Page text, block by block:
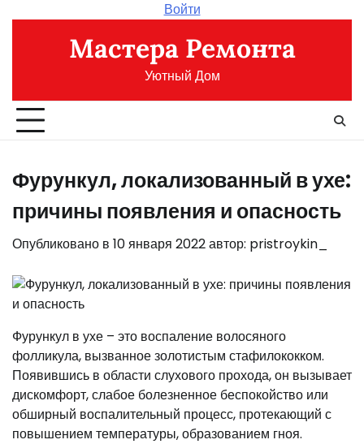
содержимому
Войти
Мастера Ремонта
Уютный Дом
Фурункул, локализованный в ухе:
причины появления и опасность
Опубликовано в 10 января 2022автор: pristroykin_
Фурункул в ухе – это воспаление волосяного
фолликула, вызванное золотистым стафилококком.
Появившись в области слухового прохода, он вызывает
дискомфорт, слабое болезненное беспокойство или
обширный воспалительный процесс, протекающий с
повышением температуры, образованием гноя.